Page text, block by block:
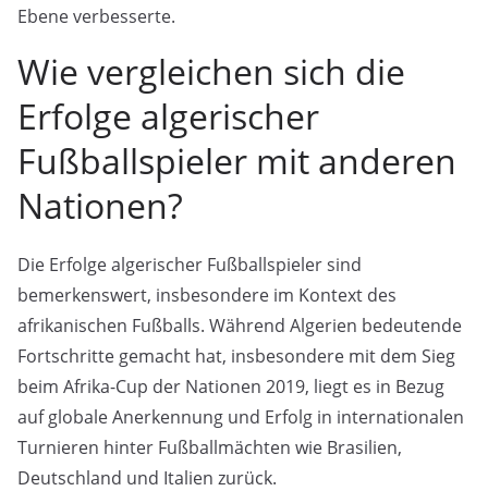
Ebene verbesserte.
Wie vergleichen sich die
Erfolge algerischer
Fußballspieler mit anderen
Nationen?
Die Erfolge algerischer Fußballspieler sind
bemerkenswert, insbesondere im Kontext des
afrikanischen Fußballs. Während Algerien bedeutende
Fortschritte gemacht hat, insbesondere mit dem Sieg
beim Afrika-Cup der Nationen 2019, liegt es in Bezug
auf globale Anerkennung und Erfolg in internationalen
Turnieren hinter Fußballmächten wie Brasilien,
Deutschland und Italien zurück.